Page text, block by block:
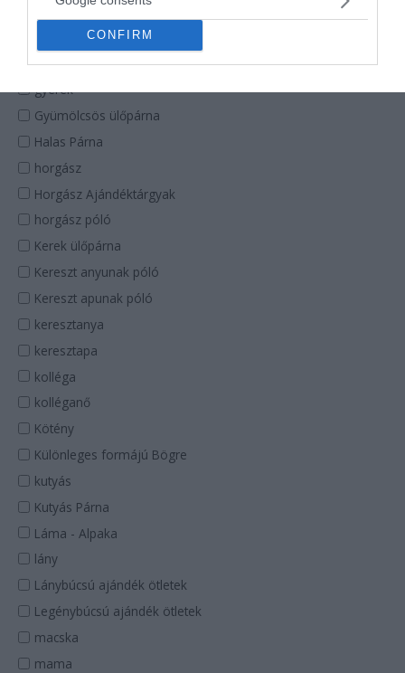
CONFIRM
főnöknő
Frida Kahlo szájmaszk
gyerek
Gyümölcsös ülőpárna
Halas Párna
horgász
Horgász Ajándéktárgyak
horgász póló
Kerek ülőpárna
Kereszt anyunak póló
Kereszt apunak póló
keresztanya
keresztapa
kolléga
kolléganő
Kötény
Különleges formájú Bögre
kutyás
Kutyás Párna
Láma - Alpaka
lány
Lánybúcsú ajándék ötletek
Legénybúcsú ajándék ötletek
macska
mama